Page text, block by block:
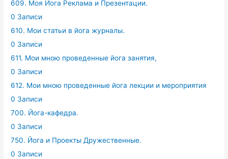
609. Моя Йога Реклама и Презентации.
0 Записи
610. Мои статьи в йога журналы.
0 Записи
611. Мои мною проведенные йога занятия,
0 Записи
612. Мои мною проведенные йога лекции и мероприятия
0 Записи
700. Йога-кафедра.
0 Записи
750. Йога и Проекты Дружественные.
0 Записи